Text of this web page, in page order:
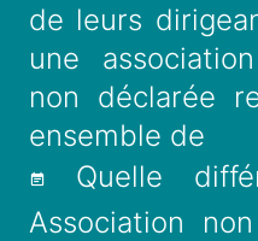
de leurs
une
non déclarée
ensemble de
Quelle
Association